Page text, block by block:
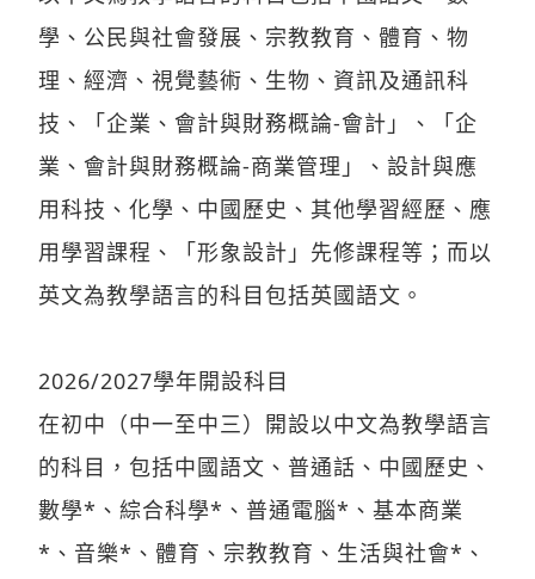
學、公民與社會發展、宗教教育、體育、物
理、經濟、視覺藝術、生物、資訊及通訊科
技、「企業、會計與財務概論-會計」、「企
業、會計與財務概論-商業管理」、設計與應
用科技、化學、中國歷史、其他學習經歷、應
用學習課程、「形象設計」先修課程等；而以
英文為教學語言的科目包括英國語文。
2026/2027學年開設科目
在初中（中一至中三）開設以中文為教學語言
的科目，包括中國語文、普通話、中國歷史、
數學*、綜合科學*、普通電腦*、基本商業
*、音樂*、體育、宗教教育、生活與社會*、